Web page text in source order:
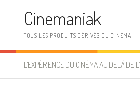
Cinemaniak
TOUS LES PRODUITS DÉRIVÉS DU CINEMA
L’EXPÉRIENCE DU CINÉMA AU DELÀ DE